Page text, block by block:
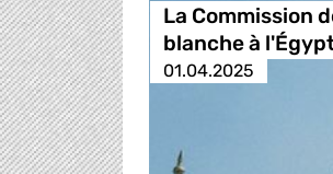
La Commission
blanche à
01.04.2025